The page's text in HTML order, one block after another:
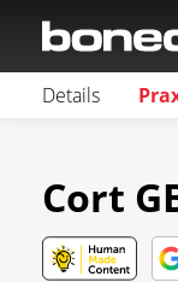
Details
Cort